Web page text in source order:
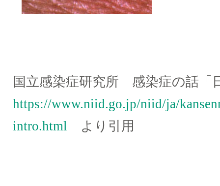
国立感染症研究所 感染症の話「
https://www.niid.go.jp/niid/ja/
intro.html より引用